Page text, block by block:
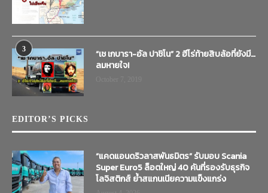
3
“เช เกบารา-อัล ปาชิโน” 2 ฮีโร่ท้ายสิบล้อที่ยังมี…
ลมหายใจ!
EDITOR’S PICKS
“แคดแอนดริวลาสพันธมิตร” รับมอบ Scania
Super Euro5 ล็อตใหญ่ 40 คันที่รองรับธุรกิจ
โลจิสติกส์ ย้ำสแกนเนียความแข็งแกร่ง